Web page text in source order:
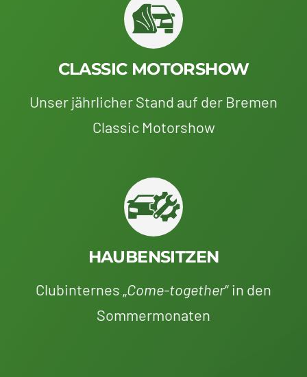
CLASSIC MOTORSHOW
Unser jährlicher Stand auf der Bremen
Classic Motorshow
HAUBENSITZEN
Clubinternes „ Come-together“ in den
Sommermonaten